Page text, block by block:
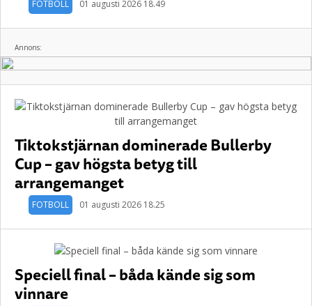
FOTBOLL 01 augusti 2026 18.49
Annons:
Tiktokstjärnan dominerade Bullerby
Cup – gav högsta betyg till
arrangemanget
FOTBOLL 01 augusti 2026 18.25
Speciell final – båda kände sig som
vinnare